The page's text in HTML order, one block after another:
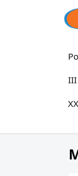
Skip to content
III